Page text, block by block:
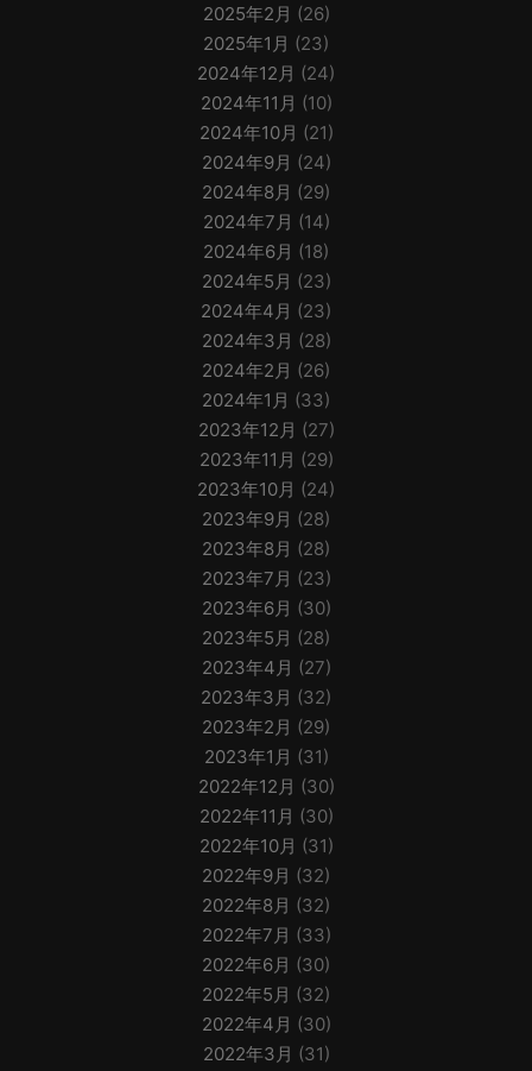
2025年2月 (26)
2025年1月 (23)
2024年12月 (24)
2024年11月 (10)
2024年10月 (21)
2024年9月 (24)
2024年8月 (29)
2024年7月 (14)
2024年6月 (18)
2024年5月 (23)
2024年4月 (23)
2024年3月 (28)
2024年2月 (26)
2024年1月 (33)
2023年12月 (27)
2023年11月 (29)
2023年10月 (24)
2023年9月 (28)
2023年8月 (28)
2023年7月 (23)
2023年6月 (30)
2023年5月 (28)
2023年4月 (27)
2023年3月 (32)
2023年2月 (29)
2023年1月 (31)
2022年12月 (30)
2022年11月 (30)
2022年10月 (31)
2022年9月 (32)
2022年8月 (32)
2022年7月 (33)
2022年6月 (30)
2022年5月 (32)
2022年4月 (30)
2022年3月 (31)